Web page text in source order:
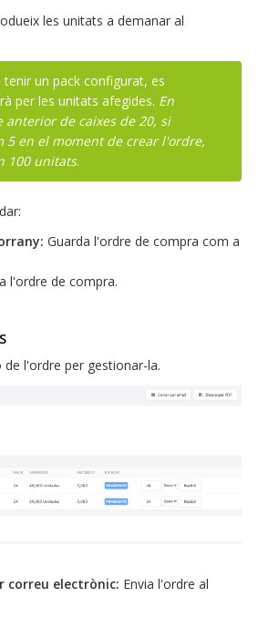
les unitats a demanar al
tenir un pack configurat, es
per les unitats afegides. En
anterior de caixes de 20, si
5 en el moment de crear l'ordre,
100 unitats.
Guarda l'ordre de compra com a
l'ordre de compra.
l'ordre per gestionar-la.
correu electrònic: Envia l'ordre al